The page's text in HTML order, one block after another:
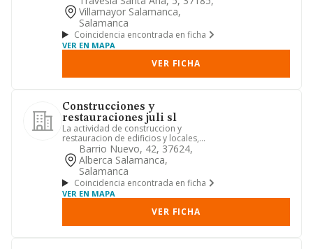
Villamayor Salamanca,
Salamanca
Coincidencia encontrada en ficha
VER EN MAPA
VER FICHA
Construcciones y
restauraciones juli sl
La actividad de construccion y
restauracion de edificios y locales,
construccion de nuevas edificac...
Barrio Nuevo, 42, 37624,
Alberca Salamanca,
Salamanca
Coincidencia encontrada en ficha
VER EN MAPA
VER FICHA